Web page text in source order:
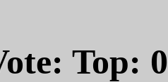
Top: 0